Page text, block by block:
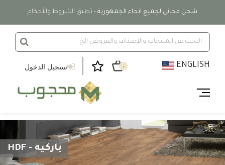
شحن مجانى لجميع انحاء الجمهورية - تطبق الشروط والأحكام
تسجيل الدخول ٠ ENGLISH
باركيه - HDF